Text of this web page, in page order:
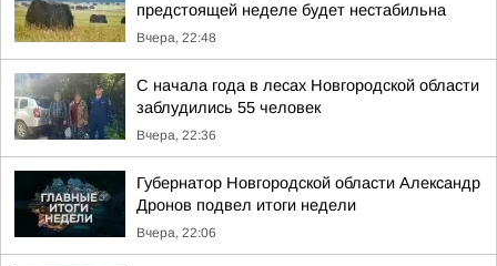
предстоящей неделе будет нестабильна
Вчера, 22:48
С начала года в лесах Новгородской области
заблудились 55 человек
Вчера, 22:36
Губернатор Новгородской области Александр
Дронов подвел итоги недели
Вчера, 22:06